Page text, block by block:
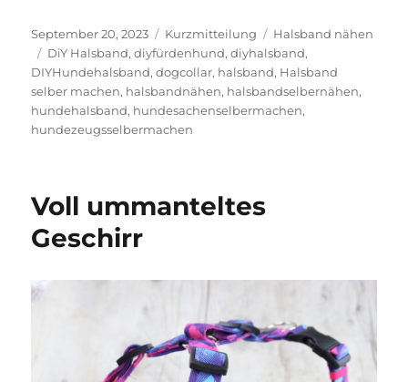
Veröffentlicht
am
September 20, 2023 Format
Kurzmitteilung Kategorien
Halsband nähen
Schlagwörter
DiY Halsband,diyfürdenhund,diyhalsband,
DIYHundehalsband,dogcollar, halsband, Halsband
selber machen, halsbandnähen, halsbandselbernähen,
hundehalsband, hundesachenselbermachen,
hundezeugsselbermachen
Voll ummanteltes
Geschirr